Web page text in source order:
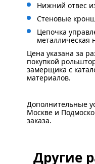
Нижний отвес
Стеновые
Цепочка
металлическая
Цена указана за
покупкой
замерщика с
материалов.
Дополнительные
Москве и
заказа.
Другие